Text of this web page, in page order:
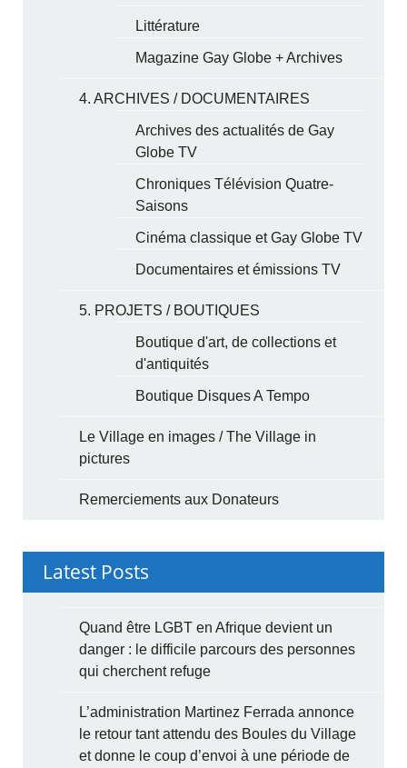
Littérature
Magazine Gay Globe + Archives
4. ARCHIVES / DOCUMENTAIRES
Archives des actualités de Gay
Globe TV
Chroniques Télévision Quatre-
Saisons
Cinéma classique et Gay Globe TV
Documentaires et émissions TV
5. PROJETS / BOUTIQUES
Boutique d'art, de collections et
d'antiquités
Boutique Disques A Tempo
Le Village en images / The Village in
pictures
Remerciements aux Donateurs
Latest Posts
Quand être LGBT en Afrique devient un
danger : le difficile parcours des personnes
qui cherchent refuge
L’administration Martinez Ferrada annonce
le retour tant attendu des Boules du Village
et donne le coup d’envoi à une période de